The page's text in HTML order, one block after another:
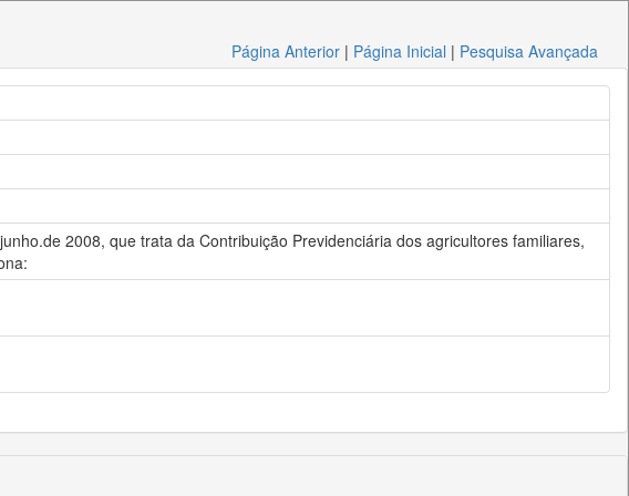
Página Anterior | Página Inicial | Pesquisa Avançada
2008, que trata da Contribuição Previdenciária dos agricultores familiares,